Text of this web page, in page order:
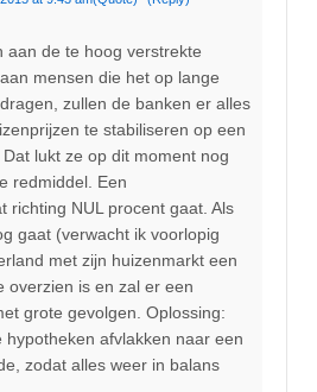
aan de te hoog verstrekte
mensen die het op lange
zullen de banken er alles
te stabiliseren op een
lukt ze op dit moment nog
redmiddel. Een
richting NUL procent gaat. Als
gaat (verwacht ik voorlopig
met zijn huizenmarkt een
overzien is en zal er een
grote gevolgen. Oplossing:
hypotheken afvlakken naar een
zodat alles weer in balans